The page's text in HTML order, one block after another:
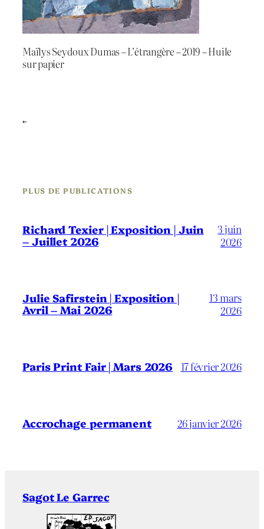
Maïlys Seydoux Dumas – L’étrangère – 2019 – Huile
sur papier
←
PLUS DE PUBLICATIONS
Richard Texier | Exposition | Juin
– Juillet 2026
3 juin
2026
Julie Safirstein | Exposition |
Avril – Mai 2026
13 mars
2026
Paris Print Fair | Mars 2026 17 février 2026
Accrochage permanent 26 janvier 2026
Sagot Le Garrec